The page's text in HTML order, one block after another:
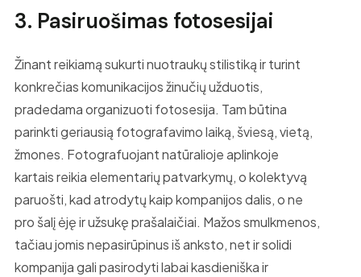
3. Pasiruošimas fotosesijai
Žinant reikiamą sukurti nuotraukų stilistiką ir turint
konkrečias komunikacijos žinučių užduotis,
pradedama organizuoti fotosesija. Tam būtina
parinkti geriausią fotografavimo laiką, šviesą, vietą,
žmones. Fotografuojant natūralioje aplinkoje
kartais reikia elementarių patvarkymų, o kolektyvą
paruošti, kad atrodytų kaip kompanijos dalis, o ne
pro šalį ėję ir užsukę prašalaičiai. Mažos smulkmenos,
tačiau jomis nepasirūpinus iš anksto, net ir solidi
kompanija gali pasirodyti labai kasdieniška ir